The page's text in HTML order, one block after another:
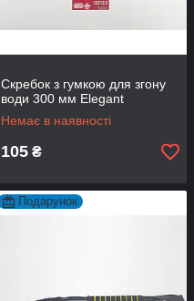
Скребок з гумкою для згону
води 300 мм Elegant
Немає в наявності
105 ₴
Подарунок